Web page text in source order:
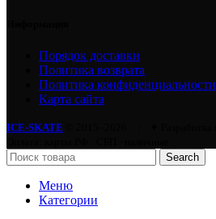
Порядок доставки
Политика возврата
Политика конфиденциальности
Карта сайта
ICE-SKATE
Search
Меню
Категории